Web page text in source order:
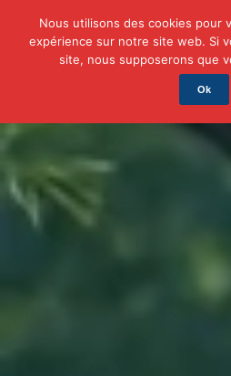
Auto/Moto
Nous utilisons des cookies pour
expérience sur notre site web. Si
site, nous supposerons que
Ok